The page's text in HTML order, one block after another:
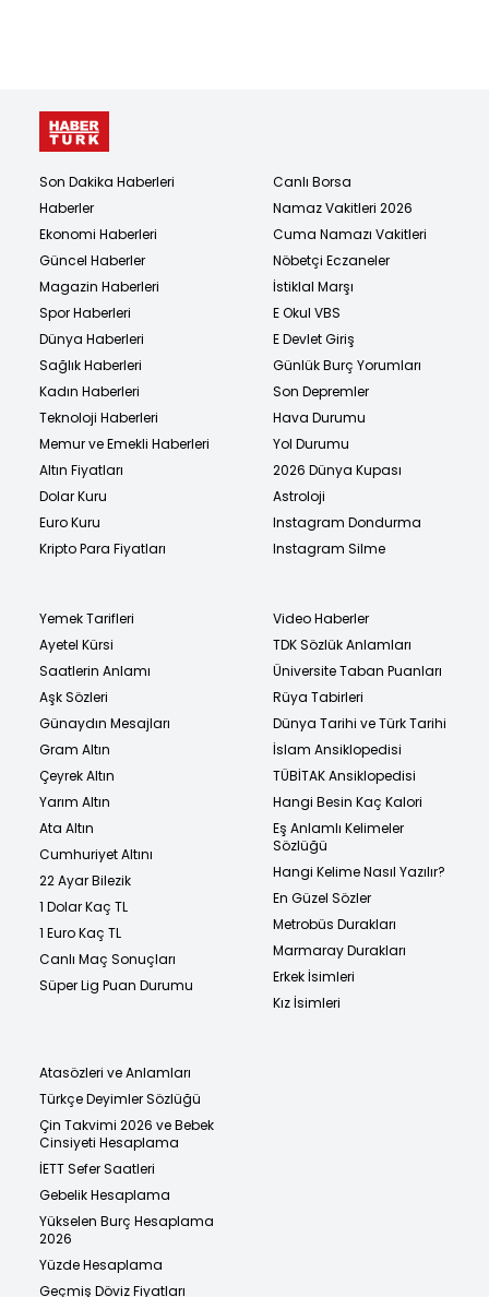
Son Dakika Haberleri
Haberler
Ekonomi Haberleri
Güncel Haberler
Magazin Haberleri
Spor Haberleri
Dünya Haberleri
Sağlık Haberleri
Kadın Haberleri
Teknoloji Haberleri
Memur ve Emekli Haberleri
Altın Fiyatları
Dolar Kuru
Euro Kuru
Kripto Para Fiyatları
Canlı Borsa
Namaz Vakitleri 2026
Cuma Namazı Vakitleri
Nöbetçi Eczaneler
İstiklal Marşı
E Okul VBS
E Devlet Giriş
Günlük Burç Yorumları
Son Depremler
Hava Durumu
Yol Durumu
2026 Dünya Kupası
Astroloji
Instagram Dondurma
Instagram Silme
Yemek Tarifleri
Ayetel Kürsi
Saatlerin Anlamı
Aşk Sözleri
Günaydın Mesajları
Gram Altın
Çeyrek Altın
Yarım Altın
Ata Altın
Cumhuriyet Altını
22 Ayar Bilezik
1 Dolar Kaç TL
1 Euro Kaç TL
Canlı Maç Sonuçları
Süper Lig Puan Durumu
Video Haberler
TDK Sözlük Anlamları
Üniversite Taban Puanları
Rüya Tabirleri
Dünya Tarihi ve Türk Tarihi
İslam Ansiklopedisi
TÜBİTAK Ansiklopedisi
Hangi Besin Kaç Kalori
Eş Anlamlı Kelimeler
Sözlüğü
Hangi Kelime Nasıl Yazılır?
En Güzel Sözler
Metrobüs Durakları
Marmaray Durakları
Erkek İsimleri
Kız İsimleri
Atasözleri ve Anlamları
Türkçe Deyimler Sözlüğü
Çin Takvimi 2026 ve Bebek
Cinsiyeti Hesaplama
İETT Sefer Saatleri
Gebelik Hesaplama
Yükselen Burç Hesaplama
2026
Yüzde Hesaplama
Geçmiş Döviz Fiyatları